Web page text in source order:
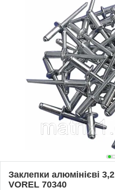
Заклепки алюмінієві
VOREL 70340